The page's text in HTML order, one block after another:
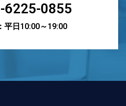
6225-0855
平日10:00～19:00